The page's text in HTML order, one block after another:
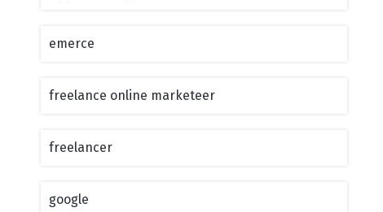
emerce
freelance online marketeer
freelancer
google